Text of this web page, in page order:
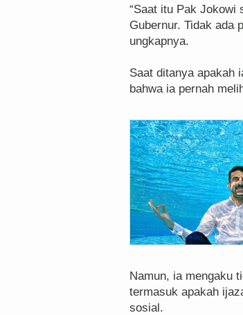
“Saat itu Pak Jokowi
Gubernur. Tidak ada
ungkapnya.
Saat ditanya apakah
bahwa ia pernah
Namun, ia mengaku
termasuk apakah
sosial.